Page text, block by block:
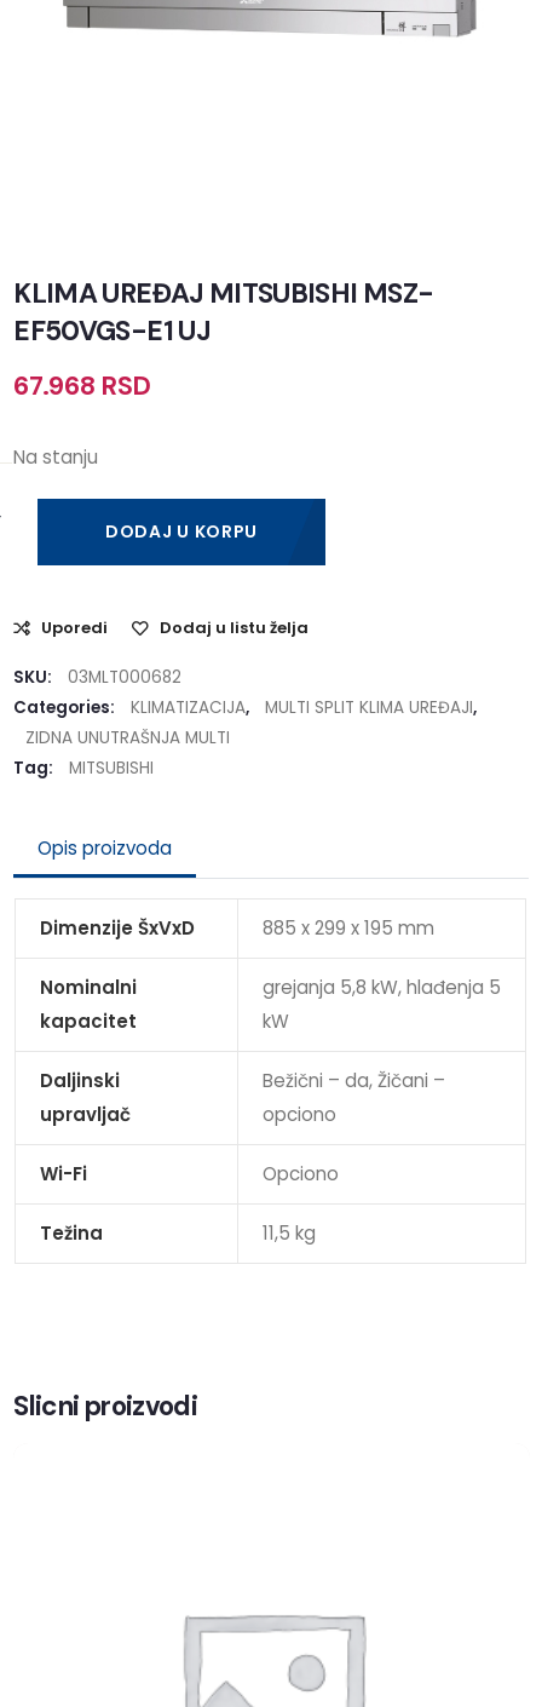
KLIMA UREĐAJ MITSUBISHI MSZ-
EF50VGS-E1 UJ
67.968 RSD
Na stanju
DODAJ U KORPU
Uporedi Dodaj u listu želja
SKU:
03MLT000682
Categories:
KLIMATIZACIJA, MULTI SPLIT KLIMA UREĐAJI,
ZIDNA UNUTRAŠNJA MULTI
Tag:
MITSUBISHI
Opis proizvoda
Dimenzije ŠxVxD 885 x 299 x 195 mm
Nominalni
kapacitet
grejanja 5,8 kW, hlađenja 5
kW
Daljinski
upravljač
Bežični – da, Žičani –
opciono
Wi-Fi Opciono
Težina 11,5 kg
Slicni proizvodi